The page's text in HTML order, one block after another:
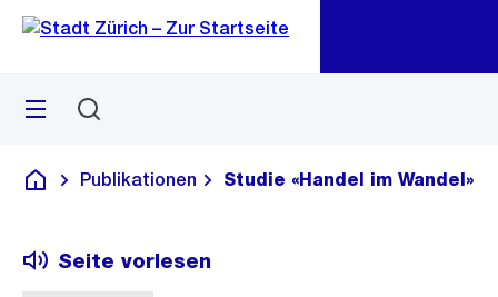
Navigation
Sprunglink
Menü
Deutsch
Publikationen Studie «Handel im Wandel»
Seite vorlesen